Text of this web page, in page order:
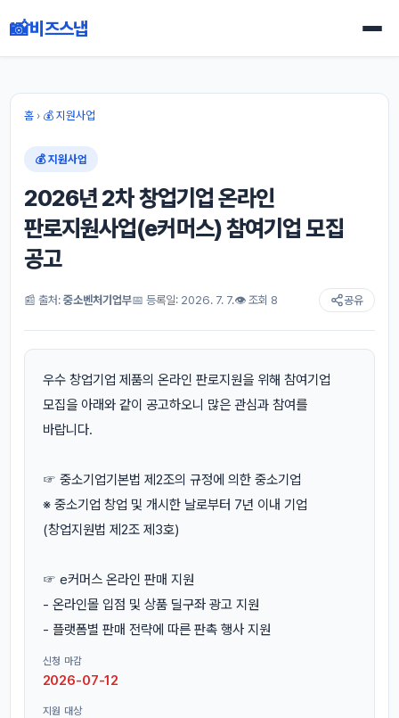
📸비즈스냅
홈› 💰 지원사업
💰 지원사업
2026년 2차 창업기업 온라인
판로지원사업(e커머스) 참여기업 모집
공고
📰 출처: 중소벤처기업부📅 등록일: 2026. 7. 7.👁 조회 8 공유
우수 창업기업 제품의 온라인 판로지원을 위해 참여기업
모집을 아래와 같이 공고하오니 많은 관심과 참여를
바랍니다.
☞ 중소기업기본법 제2조의 규정에 의한 중소기업
※ 중소기업 창업 및 개시한 날로부터 7년 이내 기업
(창업지원법 제2조 제3호)
☞ e커머스 온라인 판매 지원
- 온라인몰 입점 및 상품 딜구좌 광고 지원
- 플랫폼별 판매 전략에 따른 판촉 행사 지원
신청 마감
2026-07-12
지원 대상